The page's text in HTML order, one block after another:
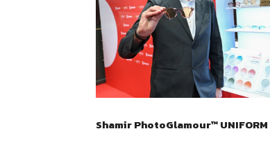
Shamir PhotoGlamour™ UNIFORM